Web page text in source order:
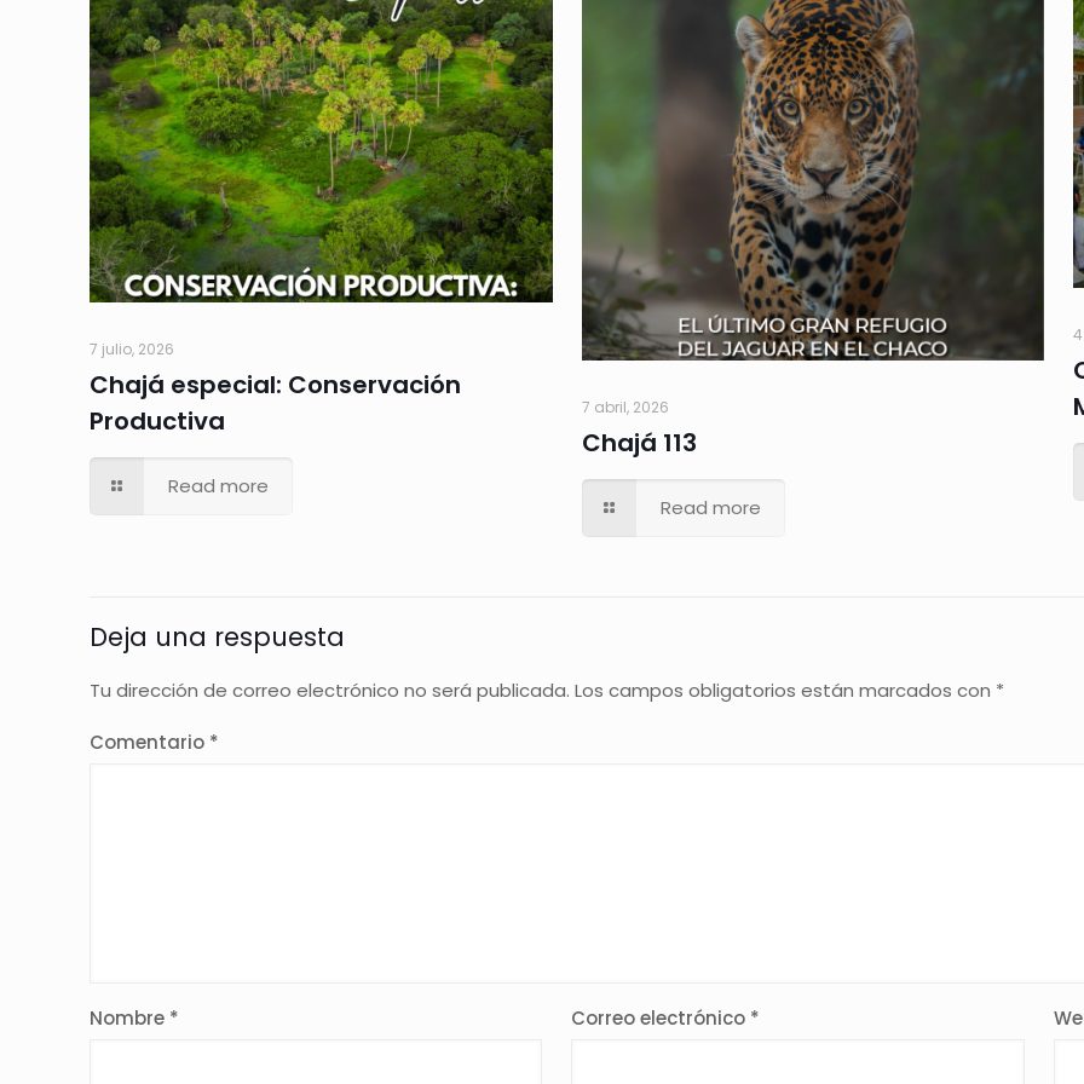
7 julio, 2026
Chajá especial: Conservación
Productiva
Read more
7 abril, 2026
Chajá 113
Read more
Deja una respuesta
Tu dirección de correo electrónico no será publicada. Los campos obligatorios están marcados con *
Comentario *
Nombre * Correo electrónico *